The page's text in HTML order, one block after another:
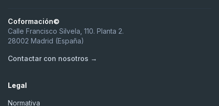
Coformación©
Calle Francisco Silvela, 110. Planta 2.
28002 Madrid (España)
Contactar con nosotros →
Legal
Normativa